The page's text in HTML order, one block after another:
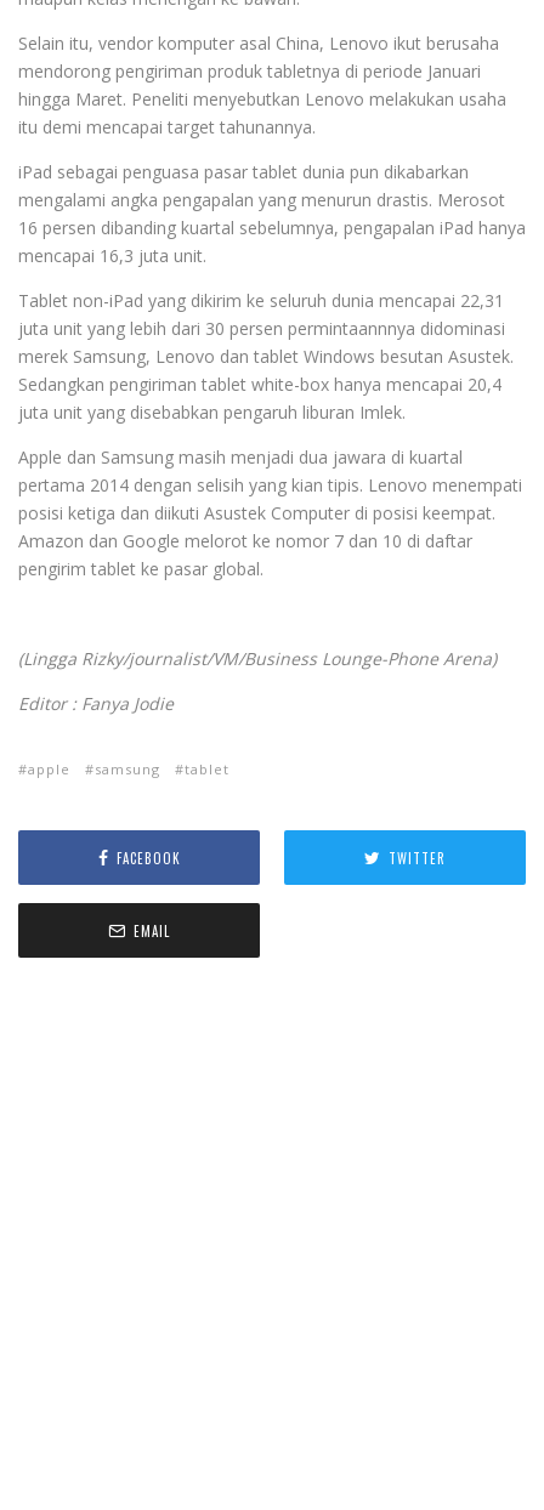
Selain itu, vendor komputer asal China, Lenovo ikut berusaha
mendorong pengiriman produk tabletnya di periode Januari
hingga Maret. Peneliti menyebutkan Lenovo melakukan usaha
itu demi mencapai target tahunannya.
iPad sebagai penguasa pasar tablet dunia pun dikabarkan
mengalami angka pengapalan yang menurun drastis. Merosot
16 persen dibanding kuartal sebelumnya, pengapalan iPad hanya
mencapai 16,3 juta unit.
Tablet non-iPad yang dikirim ke seluruh dunia mencapai 22,31
juta unit yang lebih dari 30 persen permintaannnya didominasi
merek Samsung, Lenovo dan tablet Windows besutan Asustek.
Sedangkan pengiriman tablet white-box hanya mencapai 20,4
juta unit yang disebabkan pengaruh liburan Imlek.
Apple dan Samsung masih menjadi dua jawara di kuartal
pertama 2014 dengan selisih yang kian tipis. Lenovo menempati
posisi ketiga dan diikuti Asustek Computer di posisi keempat.
Amazon dan Google melorot ke nomor 7 dan 10 di daftar
pengirim tablet ke pasar global.
(Lingga Rizky/journalist/VM/Business Lounge-Phone Arena)
Editor : Fanya Jodie
apple samsung tablet
FACEBOOK TWITTER
EMAIL